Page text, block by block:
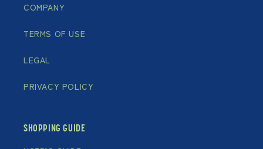
COMPANY
TERMS OF USE
LEGAL
PRIVACY POLICY
SHOPPING GUIDE